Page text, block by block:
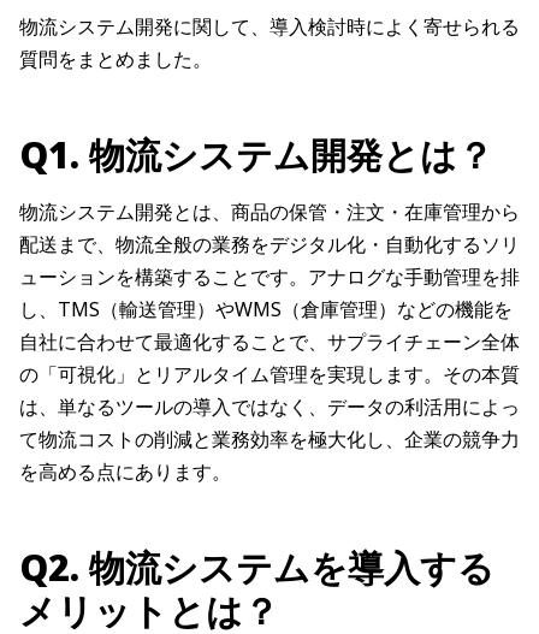
物流システム開発に関して、導入検討時によく寄せられる
質問をまとめました。
Q1. 物流システム開発とは？
物流システム開発とは、商品の保管・注文・在庫管理から
配送まで、物流全般の業務をデジタル化・自動化するソリ
ューションを構築することです。アナログな手動管理を排
し、TMS（輸送管理）やWMS（倉庫管理）などの機能を
自社に合わせて最適化することで、サプライチェーン全体
の「可視化」とリアルタイム管理を実現します。その本質
は、単なるツールの導入ではなく、データの利活用によっ
て物流コストの削減と業務効率を極大化し、企業の競争力
を高める点にあります。
Q2. 物流システムを導入する
メリットとは？